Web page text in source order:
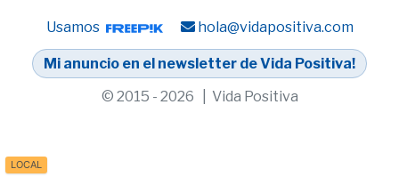
Usamos hola@vidapositiva.com
Mi anuncio en el newsletter de Vida Positiva!
© 2015 - 2026 | Vida Positiva
LOCAL